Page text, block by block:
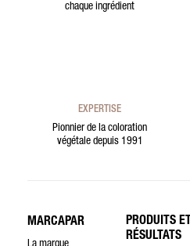
chaque ingrédient
EXPERTISE
Pionnier de la coloration
végétale depuis 1991
MARCAPAR
PRODUITS ET
RÉSULTATS